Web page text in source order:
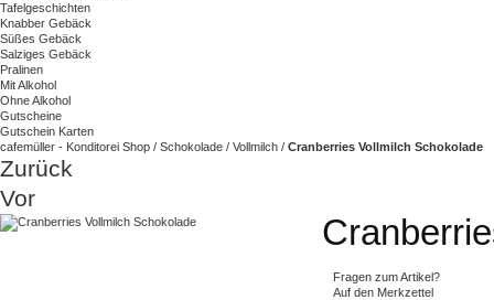
Tafelgeschichten
Knabber Gebäck
Süßes Gebäck
Salziges Gebäck
Pralinen
Mit Alkohol
Ohne Alkohol
Gutscheine
Gutschein Karten
cafemüller - Konditorei Shop / Schokolade / Vollmilch / Cranberries Vollmilch Schokolade
Zurück
Vor
Fragen zum Artikel?
Auf den Merkzettel